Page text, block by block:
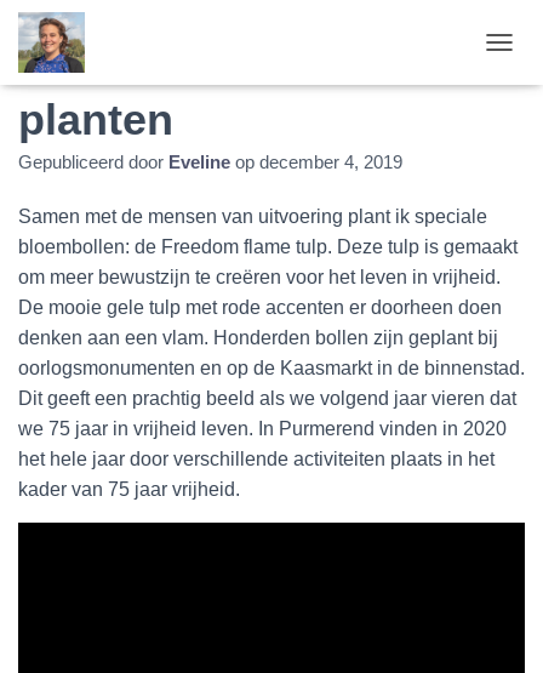
O
V
A
I
Freedom flame bollen
planten
Gepubliceerd door Eveline op december 4, 2019
Samen met de mensen van uitvoering plant ik speciale
bloembollen: de Freedom flame tulp. Deze tulp is gemaakt
om meer bewustzijn te creëren voor het leven in vrijheid.
De mooie gele tulp met rode accenten er doorheen doen
denken aan een vlam. Honderden bollen zijn geplant bij
oorlogsmonumenten en op de Kaasmarkt in de binnenstad.
Dit geeft een prachtig beeld als we volgend jaar vieren dat
we 75 jaar in vrijheid leven. In Purmerend vinden in 2020
het hele jaar door verschillende activiteiten plaats in het
kader van 75 jaar vrijheid.